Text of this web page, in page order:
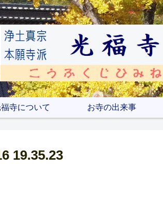
寺について お寺の出来事
19.35.23